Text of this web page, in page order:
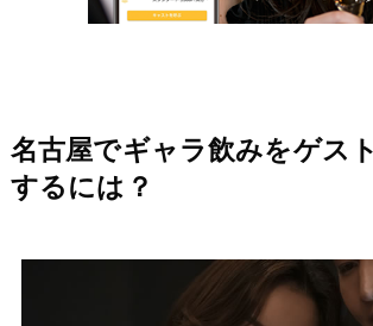
名古屋でギャラ飲みをゲス
するには？